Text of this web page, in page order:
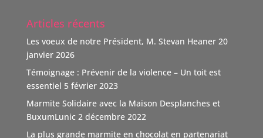
donateur avec une volonté claire : soutenir des causes
humaines, sociales, environnementales et culturelles
qui font la différence."
TOIT POUR TOUS remercie vivement ce soutien,
d'autant que l'association n'est pas subventionnée
Video
Voir sur Facebook · Partager
Articles récents
Les voeux de notre Président, M. Stevan Heaner 20
janvier 2026
Témoignage : Prévenir de la violence – Un toit est
essentiel 5 février 2023
Marmite Solidaire avec la Maison Desplanches et
BuxumLunic 2 décembre 2022
La plus grande marmite en chocolat en partenariat